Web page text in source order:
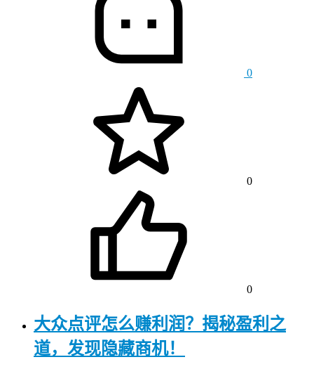
0
0
0
大众点评怎么赚利润？揭秘盈利之
道，发现隐藏商机！